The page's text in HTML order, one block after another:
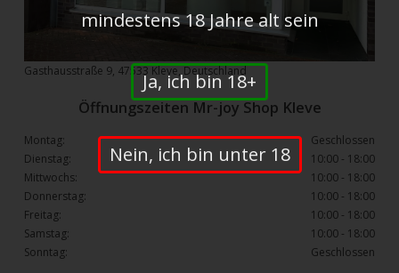
Gasthausstraße 9, 47533 Kleve, Deutschland
Öffnungszeiten Mr-joy Shop Kleve
Montag:
Geschlossen
Dienstag:
10:00 - 18:00
Mittwochs:
10:00 - 18:00
Donnerstag:
10:00 - 18:00
Freitag:
10:00 - 18:00
Samstag:
10:00 - 18:00
Sonntag:
Geschlossen
mindestens 18 Jahre alt sein
Ja, ich bin 18+
Nein, ich bin unter 18